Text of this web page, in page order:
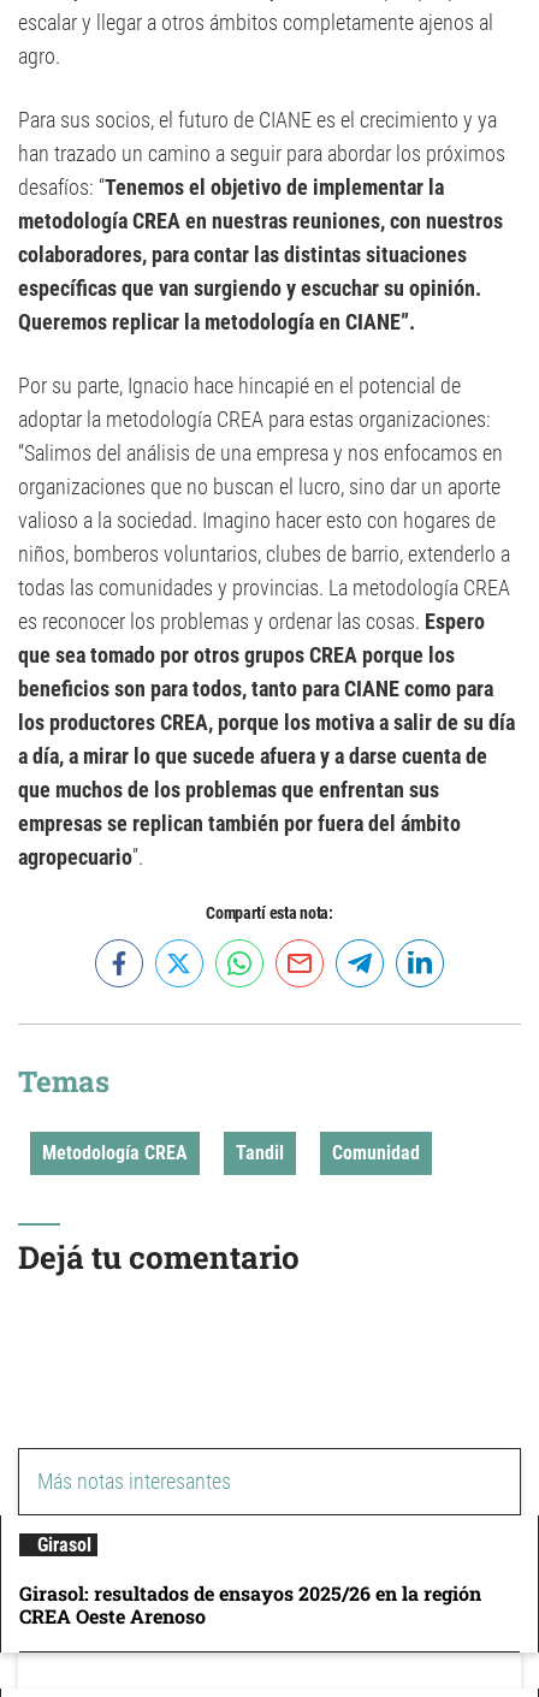
escalar y llegar a otros ámbitos completamente ajenos al
agro.
Para sus socios, el futuro de CIANE es el crecimiento y ya
han trazado un camino a seguir para abordar los próximos
desafíos: “Tenemos el objetivo de implementar la
metodología CREA en nuestras reuniones, con nuestros
colaboradores, para contar las distintas situaciones
específicas que van surgiendo y escuchar su opinión.
Queremos replicar la metodología en CIANE”.
Por su parte, Ignacio hace hincapié en el potencial de
adoptar la metodología CREA para estas organizaciones:
“Salimos del análisis de una empresa y nos enfocamos en
organizaciones que no buscan el lucro, sino dar un aporte
valioso a la sociedad. Imagino hacer esto con hogares de
niños, bomberos voluntarios, clubes de barrio, extenderlo a
todas las comunidades y provincias. La metodología CREA
es reconocer los problemas y ordenar las cosas. Espero
que sea tomado por otros grupos CREA porque los
beneficios son para todos, tanto para CIANE como para
los productores CREA, porque los motiva a salir de su día
a día, a mirar lo que sucede afuera y a darse cuenta de
que muchos de los problemas que enfrentan sus
empresas se replican también por fuera del ámbito
agropecuario”.
Compartí esta nota:
Temas
Metodología CREA Tandil Comunidad
Dejá tu comentario
Más notas interesantes
Girasol
Girasol: resultados de ensayos 2025/26 en la región
CREA Oeste Arenoso